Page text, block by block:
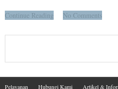
Continue Reading No Comments
Pelayanan Hubungi Kami
Artikel &